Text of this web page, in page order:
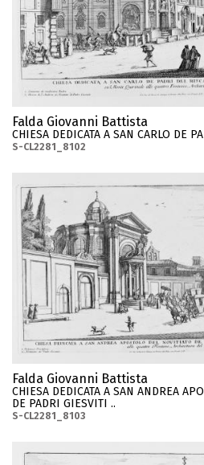
Falda Giovanni Battista
CHIESA DEDICATA A SAN CARLO DE
S-CL2281_8102
Falda Giovanni Battista
CHIESA DEDICATA A SAN ANDREA
DE PADRI GIESVITI ..
S-CL2281_8103